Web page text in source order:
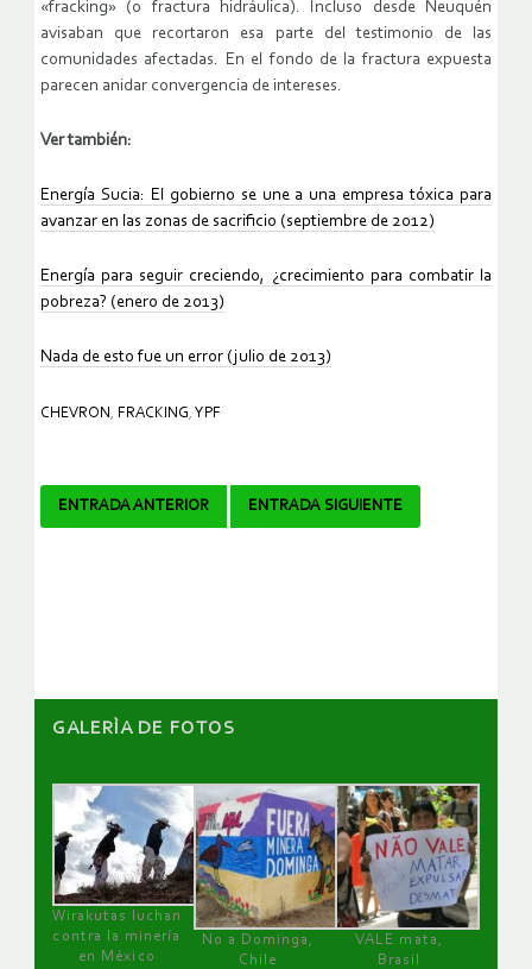
«fracking» (o fractura hidráulica). Incluso desde Neuquén
avisaban que recortaron esa parte del testimonio de las
comunidades afectadas. En el fondo de la fractura expuesta
parecen anidar convergencia de intereses.
Ver también:
Energía Sucia: El gobierno se une a una empresa tóxica para
avanzar en las zonas de sacrificio (septiembre de 2012)
Energía para seguir creciendo, ¿crecimiento para combatir la
pobreza? (enero de 2013)
Nada de esto fue un error (julio de 2013)
CHEVRON , FRACKING, YPF
Navegador
ENTRADA ANTERIOR ENTRADA SIGUIENTE
GALERÌA DE FOTOS
Wirakutas luchan
contra la minería
en México
No a Dominga,
Chile
VALE mata,
Brasil